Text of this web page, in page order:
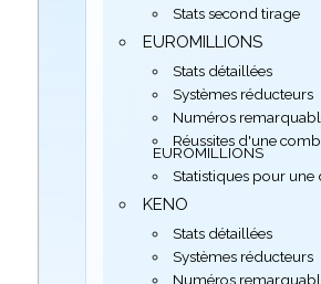
Stats second tirage
EUROMILLIONS
Stats détaillées
Systèmes réducteurs
Numéros
Réussites d'une
EUROMILLIONS
Statistiques pour une
KENO
Stats détaillées
Systèmes réducteurs
Numéros